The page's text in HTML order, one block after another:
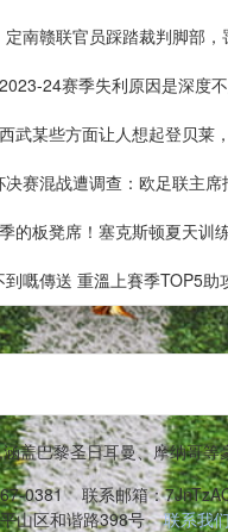
定南赣联官员踩踏裁判脚部
24赛季失利原因是深度
武某些方面让人想起登贝莱
决赛混战遭调查：欧足联主
的板凳席！塞克斯顿夏天训
到嘅傳送 重溫上賽季TOP5助
巴黎圣日耳曼、摩纳
0381
联系邮箱：
山区和谐路398号
联系我